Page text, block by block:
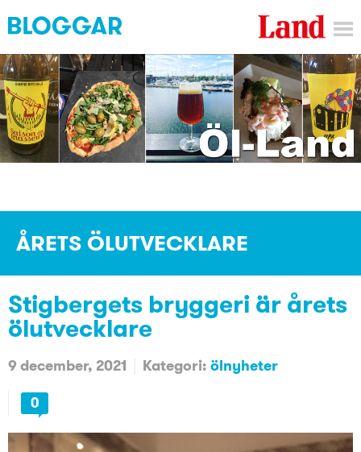
ÅRETS ÖLUTVECKLARE
Stigbergets bryggeri är årets
ölutvecklare
9 december, 2021 Kategori: ölnyheter
0